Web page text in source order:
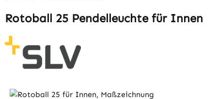
Rotoball 25 Pendelleuchte für Innen
Bildergalerie überspringen